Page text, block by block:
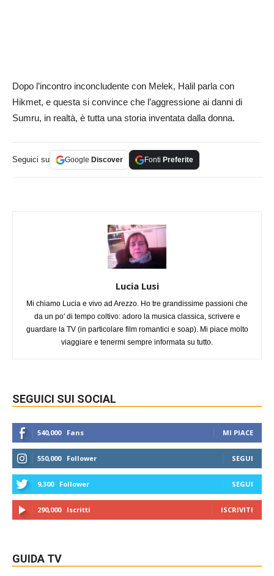
Dopo l’incontro inconcludente con Melek, Halil parla con
Hikmet, e questa si convince che l’aggressione ai danni di
Sumru, in realtà, è tutta una storia inventata dalla donna.
Seguici su Google Discover Fonti Preferite
Lucia Lusi
Mi chiamo Lucia e vivo ad Arezzo. Ho tre grandissime passioni che
da un po' di tempo coltivo: adoro la musica classica, scrivere e
guardare la TV (in particolare film romantici e soap). Mi piace molto
viaggiare e tenermi sempre informata su tutto.
SEGUICI SUI SOCIAL
540,000 Fans MI PIACE
550,000 Follower SEGUI
9,300 Follower SEGUI
290,000 Iscritti ISCRIVITI
GUIDA TV